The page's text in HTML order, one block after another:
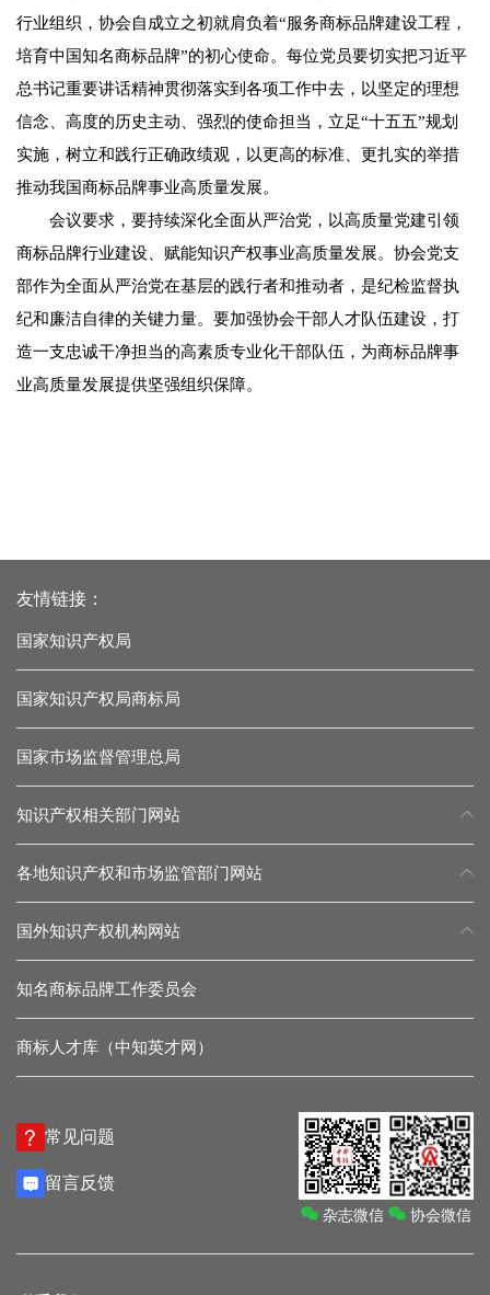
行业组织，协会自成立之初就肩负着“服务商标品牌建设工程，
培育中国知名商标品牌”的初心使命。每位党员要切实把习近平
总书记重要讲话精神贯彻落实到各项工作中去，以坚定的理想
信念、高度的历史主动、强烈的使命担当，立足“十五五”规划
实施，树立和践行正确政绩观，以更高的标准、更扎实的举措
推动我国商标品牌事业高质量发展。
会议要求，要持续深化全面从严治党，以高质量党建引领
商标品牌行业建设、赋能知识产权事业高质量发展。协会党支
部作为全面从严治党在基层的践行者和推动者，是纪检监督执
纪和廉洁自律的关键力量。要加强协会干部人才队伍建设，打
造一支忠诚干净担当的高素质专业化干部队伍，为商标品牌事
业高质量发展提供坚强组织保障。
友情链接：
国家知识产权局
国家知识产权局商标局
国家市场监督管理总局
知识产权相关部门网站
各地知识产权和市场监管部门网站
国外知识产权机构网站
知名商标品牌工作委员会
商标人才库（中知英才网）
协会微信
杂志微信
常见问题
留言反馈